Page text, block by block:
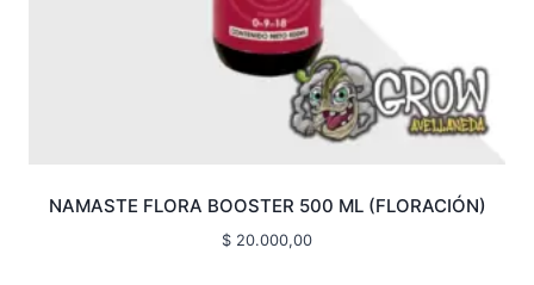
NAMASTE FLORA BOOSTER 500 ML (FLORACIÓN)
$ 20.000,00